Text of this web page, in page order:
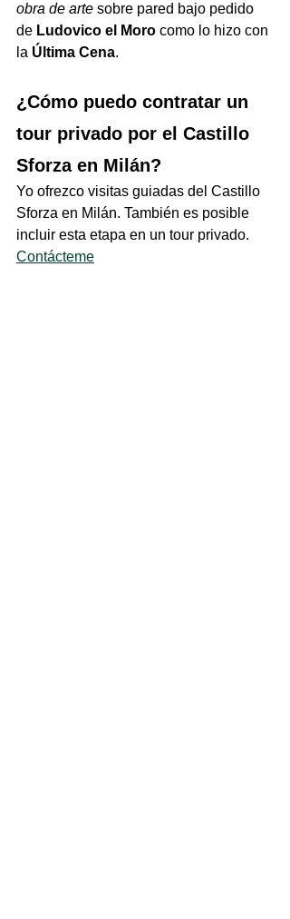
obra de arte sobre pared bajo pedido
de Ludovico el Moro como lo hizo con
la Última Cena.
¿Cómo puedo contratar un
tour privado por el Castillo
Sforza en Milán?
Yo ofrezco visitas guiadas del Castillo
Sforza en Milán. También es posible
incluir esta etapa en un tour privado.
Contácteme